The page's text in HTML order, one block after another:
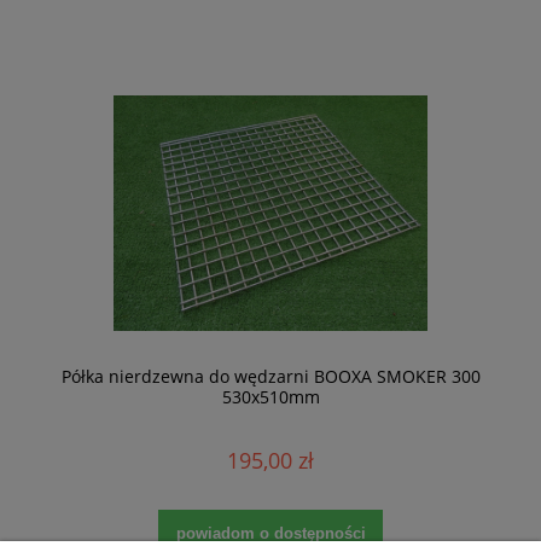
Półka nierdzewna do wędzarni BOOXA SMOKER 300
530x510mm
195,00 zł
powiadom o dostępności